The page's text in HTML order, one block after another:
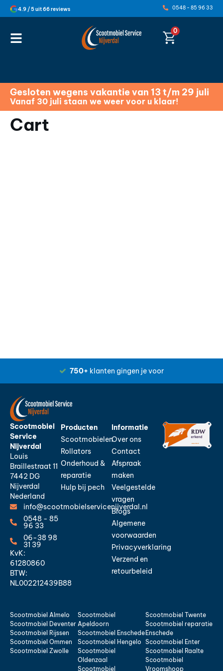
4.9 / 5 uit 66 reviews 0548 - 85 96 33
0
Gesloten wegens vakantie van 13 t/m 29 juli
Vanaf 30 juli staan we weer voor u klaar!
Cart
750+ klanten gingen je voor
Scootmobiel
Service
Nijverdal
Louis
Braillestraat 11
7442 DG
Nijverdal
Nederland
info@scootmobielservicenijverdal.nl
0548 - 85
96 33
06-38 98
31 39
KvK:
61280860
BTW:
NL002212439B88
Producten
Scootmobielen
Rollators
Onderhoud &
reparatie
Hulp bij pech
Informatie
Over ons
Contact
Afspraak
maken
Veelgestelde
vragen
Blogs
Algemene
voorwaarden
Privacyverklaring
Verzend en
retourbeleid
Scootmobiel Almelo
Scootmobiel Deventer
Scootmobiel Rijssen
Scootmobiel Ommen
Scootmobiel Zwolle
Scootmobiel
Apeldoorn
Scootmobiel Enschede
Scootmobiel Hengelo
Scootmobiel
Oldenzaal
Scootmobiel
Scootmobiel Twente
Scootmobiel reparatie
Enschede
Scootmobiel Enter
Scootmobiel Raalte
Scootmobiel
Vroomshoop